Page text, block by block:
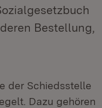
Bestellung,
der Schiedsstelle
Dazu gehören